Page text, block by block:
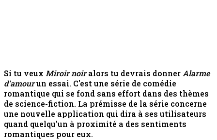
Si tu veux Miroir noiralors tu devrais donner Alarme
d'amourun essai. C'est une série de comédie
romantique qui se fond sans effort dans des thèmes
de science-fiction. La prémisse de la série concerne
une nouvelle application qui dira à ses utilisateurs
quand quelqu'un à proximité a des sentiments
romantiques pour eux.